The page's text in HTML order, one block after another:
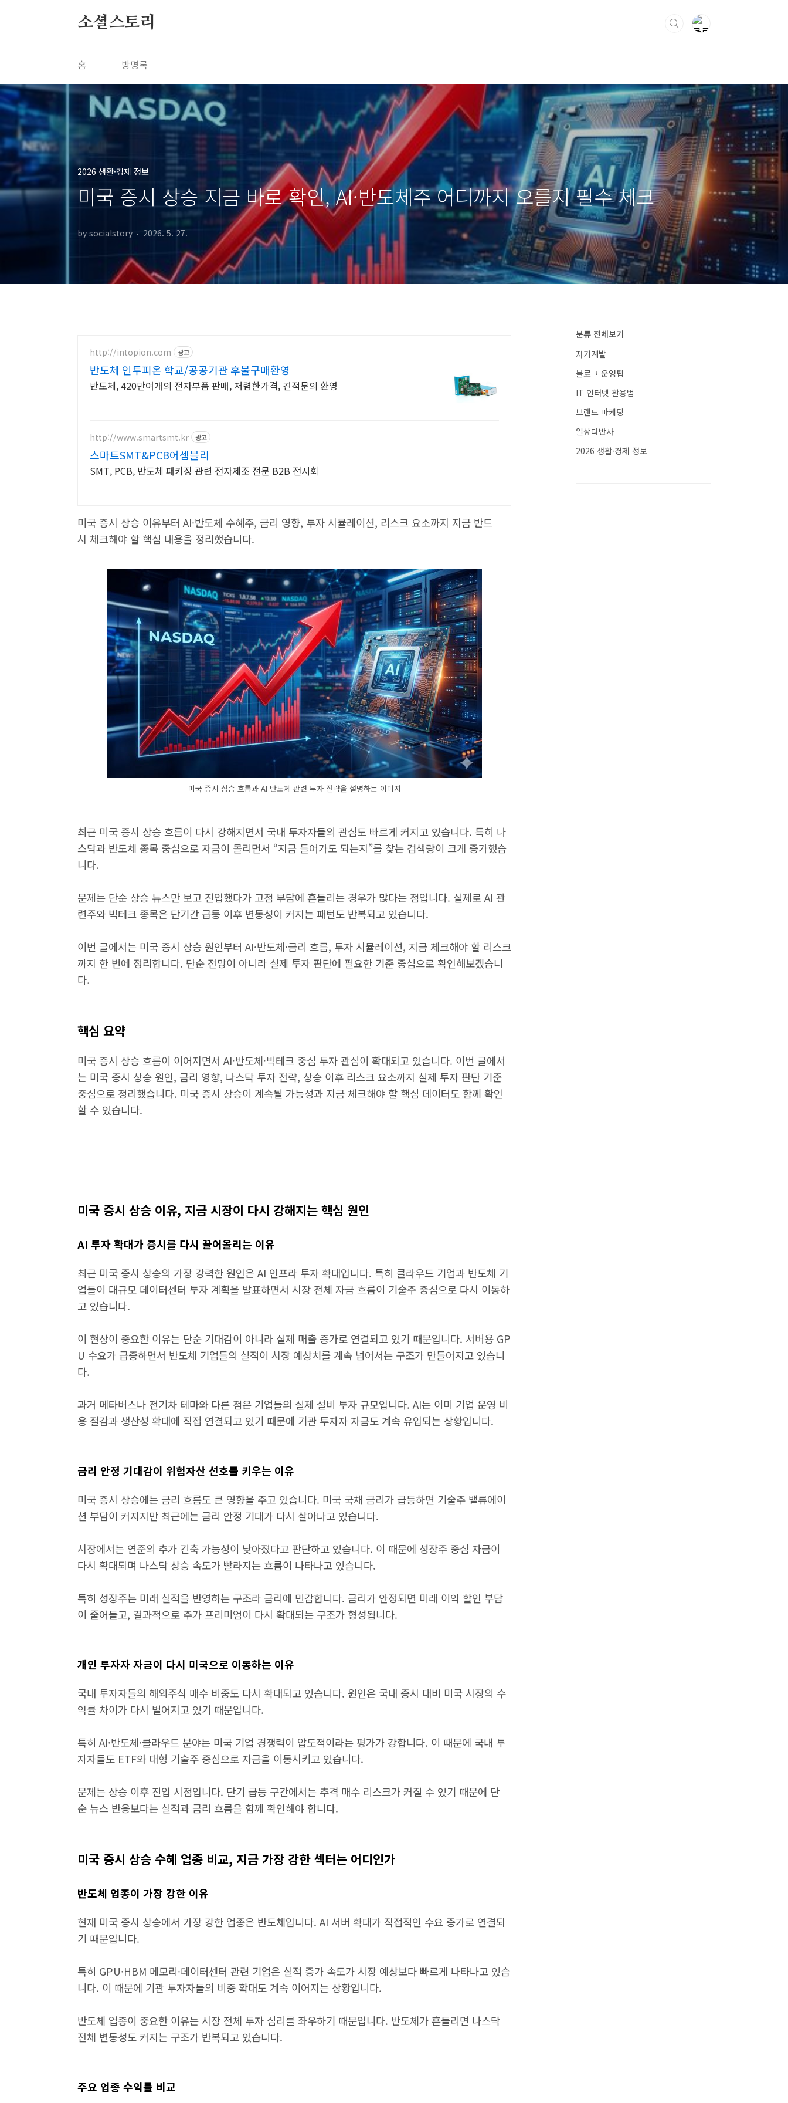
소셜스토리
홈 방명록
2026 생활·경제 정보
미국 증시 상승 지금 바로 확인, AI·반도체주 어디까지 오를지 필수 체크
by socialstory 2026. 5. 27.
http://intopion.com 광고
반도체 인투피온 학교/공공기관 후불구매환영
반도체, 420만여개의 전자부품 판매, 저렴한가격, 견적문의 환영
http://www.smartsmt.kr 광고
스마트SMT&PCB어셈블리
SMT, PCB, 반도체 패키징 관련 전자제조 전문 B2B 전시회
미국 증시 상승 이유부터 AI·반도체 수혜주, 금리 영향, 투자 시뮬레이션, 리스크 요소까지 지금 반드
시 체크해야 할 핵심 내용을 정리했습니다.
미국 증시 상승 흐름과 AI 반도체 관련 투자 전략을 설명하는 이미지
최근 미국 증시 상승 흐름이 다시 강해지면서 국내 투자자들의 관심도 빠르게 커지고 있습니다. 특히 나
스닥과 반도체 종목 중심으로 자금이 몰리면서 “지금 들어가도 되는지”를 찾는 검색량이 크게 증가했습
니다.
문제는 단순 상승 뉴스만 보고 진입했다가 고점 부담에 흔들리는 경우가 많다는 점입니다. 실제로 AI 관
련주와 빅테크 종목은 단기간 급등 이후 변동성이 커지는 패턴도 반복되고 있습니다.
이번 글에서는 미국 증시 상승 원인부터 AI·반도체·금리 흐름, 투자 시뮬레이션, 지금 체크해야 할 리스크
까지 한 번에 정리합니다. 단순 전망이 아니라 실제 투자 판단에 필요한 기준 중심으로 확인해보겠습니
다.
핵심 요약
미국 증시 상승 흐름이 이어지면서 AI·반도체·빅테크 중심 투자 관심이 확대되고 있습니다. 이번 글에서
는 미국 증시 상승 원인, 금리 영향, 나스닥 투자 전략, 상승 이후 리스크 요소까지 실제 투자 판단 기준
중심으로 정리했습니다. 미국 증시 상승이 계속될 가능성과 지금 체크해야 할 핵심 데이터도 함께 확인
할 수 있습니다.
미국 증시 상승 이유, 지금 시장이 다시 강해지는 핵심 원인
AI 투자 확대가 증시를 다시 끌어올리는 이유
최근 미국 증시 상승의 가장 강력한 원인은 AI 인프라 투자 확대입니다. 특히 클라우드 기업과 반도체 기
업들이 대규모 데이터센터 투자 계획을 발표하면서 시장 전체 자금 흐름이 기술주 중심으로 다시 이동하
고 있습니다.
이 현상이 중요한 이유는 단순 기대감이 아니라 실제 매출 증가로 연결되고 있기 때문입니다. 서버용 GP
U 수요가 급증하면서 반도체 기업들의 실적이 시장 예상치를 계속 넘어서는 구조가 만들어지고 있습니
다.
과거 메타버스나 전기차 테마와 다른 점은 기업들의 실제 설비 투자 규모입니다. AI는 이미 기업 운영 비
용 절감과 생산성 확대에 직접 연결되고 있기 때문에 기관 투자자 자금도 계속 유입되는 상황입니다.
금리 안정 기대감이 위험자산 선호를 키우는 이유
미국 증시 상승에는 금리 흐름도 큰 영향을 주고 있습니다. 미국 국채 금리가 급등하면 기술주 밸류에이
션 부담이 커지지만 최근에는 금리 안정 기대가 다시 살아나고 있습니다.
시장에서는 연준의 추가 긴축 가능성이 낮아졌다고 판단하고 있습니다. 이 때문에 성장주 중심 자금이
다시 확대되며 나스닥 상승 속도가 빨라지는 흐름이 나타나고 있습니다.
특히 성장주는 미래 실적을 반영하는 구조라 금리에 민감합니다. 금리가 안정되면 미래 이익 할인 부담
이 줄어들고, 결과적으로 주가 프리미엄이 다시 확대되는 구조가 형성됩니다.
개인 투자자 자금이 다시 미국으로 이동하는 이유
국내 투자자들의 해외주식 매수 비중도 다시 확대되고 있습니다. 원인은 국내 증시 대비 미국 시장의 수
익률 차이가 다시 벌어지고 있기 때문입니다.
특히 AI·반도체·클라우드 분야는 미국 기업 경쟁력이 압도적이라는 평가가 강합니다. 이 때문에 국내 투
자자들도 ETF와 대형 기술주 중심으로 자금을 이동시키고 있습니다.
문제는 상승 이후 진입 시점입니다. 단기 급등 구간에서는 추격 매수 리스크가 커질 수 있기 때문에 단
순 뉴스 반응보다는 실적과 금리 흐름을 함께 확인해야 합니다.
미국 증시 상승 수혜 업종 비교, 지금 가장 강한 섹터는 어디인가
반도체 업종이 가장 강한 이유
현재 미국 증시 상승에서 가장 강한 업종은 반도체입니다. AI 서버 확대가 직접적인 수요 증가로 연결되
기 때문입니다.
특히 GPU·HBM 메모리·데이터센터 관련 기업은 실적 증가 속도가 시장 예상보다 빠르게 나타나고 있습
니다. 이 때문에 기관 투자자들의 비중 확대도 계속 이어지는 상황입니다.
반도체 업종이 중요한 이유는 시장 전체 투자 심리를 좌우하기 때문입니다. 반도체가 흔들리면 나스닥
전체 변동성도 커지는 구조가 반복되고 있습니다.
주요 업종 수익률 비교
분류 전체보기
자기계발
블로그 운영팁
IT 인터넷 활용법
브랜드 마케팅
일상다반사
2026 생활·경제 정보